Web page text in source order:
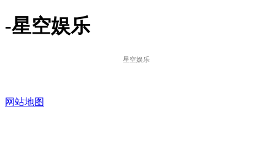
-星空娱乐
星空娱乐
网站地图